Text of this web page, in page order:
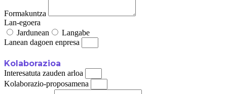
Formakuntza
Lan-egoera
Jardunean
Langabe
Lanean dagoen enpresa
Kolaborazioa
Interesatuta zauden arloa
Kolaborazio-proposamena